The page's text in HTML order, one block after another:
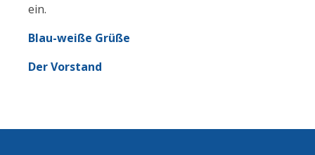
ein.
Blau-weiße Grüße
Der Vorstand